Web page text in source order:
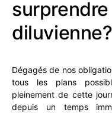
diluvienne?
Dégagés de nos
tous les plans
pleinement de cette
depuis un temps